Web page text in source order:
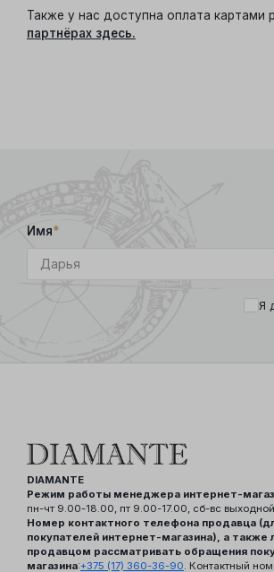
Также у нас доступна оплата
партнёрах здесь.
Имя*
Я
DIAMANTE
Режим работы менеджера интернет-
пн-чт 9.00-18.00, пт 9.00-17.00, сб-вс выходной.
Номер контактного телефона продавца
покупателей интернет-магазина), а также
продавцом рассматривать обращения
магазина:+375 (17) 360-36-90 . Контактный